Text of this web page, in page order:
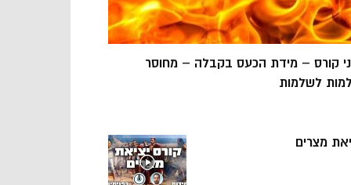
קורס – מידת הכעס בקבלה – מחוסר
לשלמות
מצרים